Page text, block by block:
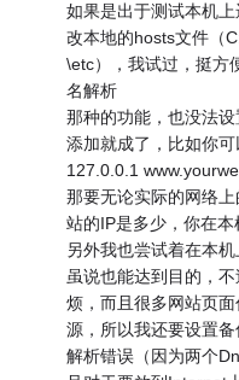
如果是出于测试本机
改本地的hosts文件（
\etc），我试过，挺方
名解析
那种的功能，也没法
添加就成了，比如你可
127.0.0.1
那要无论实际的网络
站的IP是多少，你在本
另外我也尝试着在本
虽说也能达到目的，
烦，而且很多网站页
源，所以我还要设置
解析错误（因为两个